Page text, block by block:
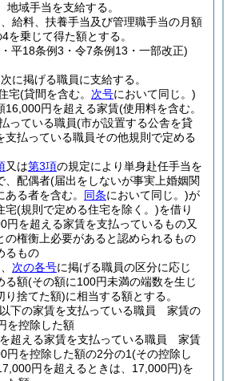
地域手当を支給する。
給料、扶養手当及び管理職手当の月額
を乗じて得た額とする。
平18条例3・令7条例13・一部改正)
に掲げる職員に支給する。
宅(貸間を含む。 次号において同じ。)
16,000円を超える家賃(使用料を含む。
っている職員(市が設置する公舎を貸
支払っている職員その他規則で定める
又は第3項の規定により単身赴任手当を
、配偶者(届出をしないが事実上婚姻関
る者を含む。 同条において同じ。)が
宅(規則で定める住宅を除く。)を借り
円を超える家賃を支払っているもの又
の権衡上必要があると認められるもの
るもの
次の各号に掲げる職員の区分に応じ
る額(その額に100円未満の端数を生じ
り捨てた額)に相当する額とする。
下の家賃を支払っている職員 家賃の
を控除した額
超える家賃を支払っている職員 家賃
円を控除した額の2分の1(その控除し
円を超えるときは、17,000円)を